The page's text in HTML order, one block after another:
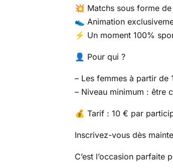
💥 Matchs sous forme
👟 Animation
⚡️ Un moment 100%
👤 Pour qui ?
– Les femmes à partir de
– Niveau minimum : être
💰 Tarif : 10 € par
Inscrivez-vous dès
C’est l’occasion